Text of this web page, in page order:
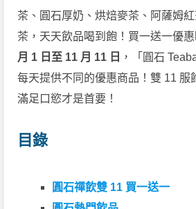
茶、圓石厚奶、烘焙麥茶、阿薩姆
茶，天天飲品喝到飽！買一送一優
月 1 日至 11 月 11 日 ，「圓石
每天提供不同的優惠商品！雙 11 服
滿足口慾才是首要！
目錄
圓石禪飲雙 11 買一送一